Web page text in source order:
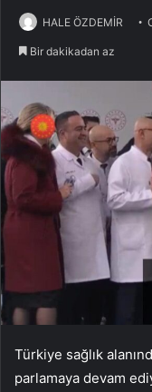
HALE ÖZDEMİR
Bir dakikadan az
Türkiye sağlık
parlamaya devam